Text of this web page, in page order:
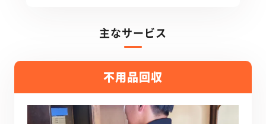
主なサービス
不用品回収